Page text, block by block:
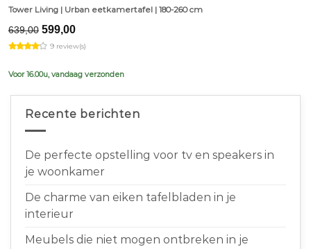
Tower Living | Urban eetkamertafel | 180-260 cm
639,00 Original
price
was:
599,00Current
is:
9 review(s)
Voor 16.00u, vandaag verzonden
Recente berichten
De perfecte opstelling voor tv en speakers in
je woonkamer
De charme van eiken tafelbladen in je
interieur
Meubels die niet mogen ontbreken in je